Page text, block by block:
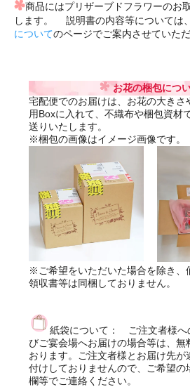
商品にはプリザーブドフラワーのお
します。 説明書の内容等については、
についてのページでご案内させていた
お花の梱包につ
宅配便でのお届けは、お花の大きさ
用Boxに入れて、不織布や梱包資材
送りいたします。
※梱包の画像はイメージ画像です。
※ご希望をいただいた場合を除き、
領収書等は同梱しておりません。
紙袋について： ご注文者様へ
びご宴会場へお届けの場合等は、無
おります。ご注文者様とお届け先が
付けしておりませんので、ご希望の
欄等でご連絡ください。